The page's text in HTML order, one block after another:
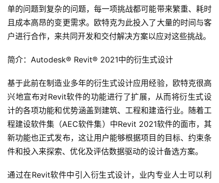
单的问题到复杂的问题，每一项挑战都可能带来繁重、耗时
且成本高昂的变更需求。欧特克为此投入了大量的时间与客
户进行合作，来共同开发和交付解决方案以应对这些挑战。
简介：Autodesk® Revit® 2021中的衍生式设计
基于此前在制造业多年的衍生式设计应用经验，欧特克很高
兴地宣布对Revit软件的功能进行了扩展，从而将衍生式设
计的各项功能和优势涵盖到建筑、工程和建造行业。随着工
程建设软件集（AEC软件集）中Revit 2021软件的面市，其
新功能也正式发布，这让用户能够根据项目的目标、约束条
件和投入来探索、优化及评估数据驱动的设计备选方案。
通过在Revit软件中引入衍生式设计，业内专业人士可以利